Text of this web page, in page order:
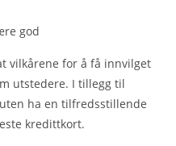
god
vilkårene for å få innvilget
utstedere. I tillegg til
ha en tilfredsstillende
kredittkort.